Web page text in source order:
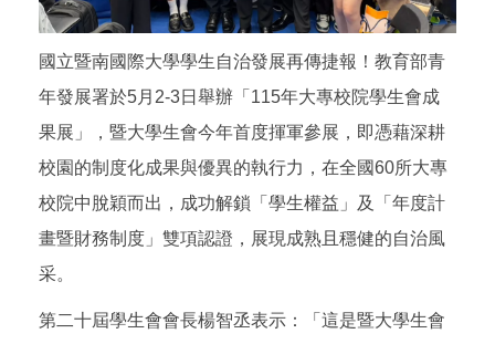
國立暨南國際大學學生自治發展再傳捷報！教育部青
年發展署於5月2-3日舉辦「115年大專校院學生會成
果展」，暨大學生會今年首度揮軍參展，即憑藉深耕
校園的制度化成果與優異的執行力，在全國60所大專
校院中脫穎而出，成功解鎖「學生權益」及「年度計
畫暨財務制度」雙項認證，展現成熟且穩健的自治風
采。
第二十屆學生會會長楊智丞表示：「這是暨大學生會